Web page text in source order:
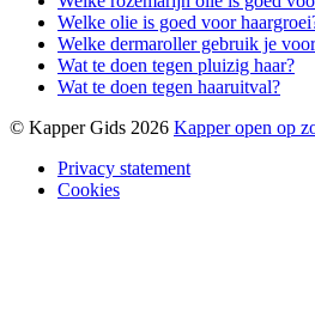
Welke olie is goed voor
Welke dermaroller gebruik je
Wat te doen tegen pluizig haar?
Wat te doen tegen haaruitval?
© Kapper Gids 2026 Kapper open op
Privacy statement
Cookies